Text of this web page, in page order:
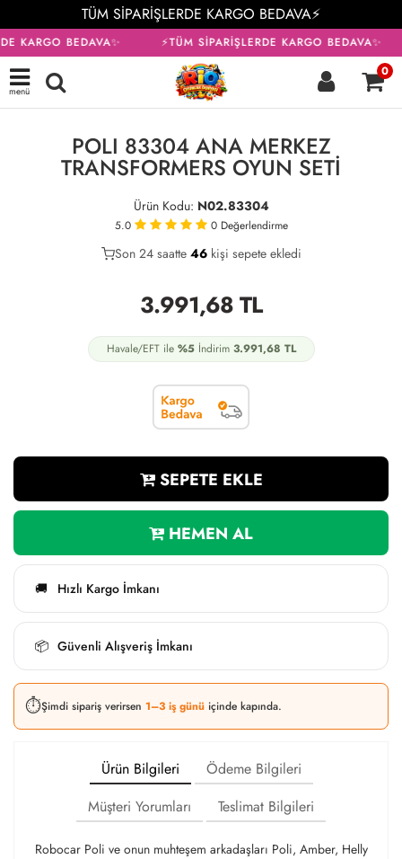
TÜM SİPARİŞLERDE KARGO BEDAVA⚡
KARGO BEDAVA✨ ⚡TÜM SİPARİŞLERDE KARGO BEDAVA✨
menü
0
POLI 83304 ANA MERKEZ
TRANSFORMERS OYUN SETİ
Ürün Kodu: N02.83304
5.0 0 Değerlendirme
34
Son 24 saatte 46 kişi sepete ekledi
16
3.991,68TL
Havale/EFT ile %5İndirim 3.991,68 TL
SEPETE EKLE
HEMEN AL
🚚 Hızlı Kargo İmkanı
📦 Güvenli Alışveriş İmkanı
⏱️Şimdi sipariş verirsen 1–3 iş günü içinde kapında.
Ürün Bilgileri
Ödeme Bilgileri
Müşteri Yorumları
Teslimat Bilgileri
Robocar Poli ve onun muhteşem arkadaşları Poli, Amber, Helly